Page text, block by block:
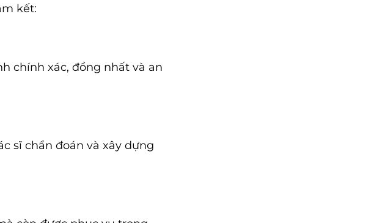
kết:
chính xác, đồng nhất và an
sĩ chẩn đoán và xây dựng